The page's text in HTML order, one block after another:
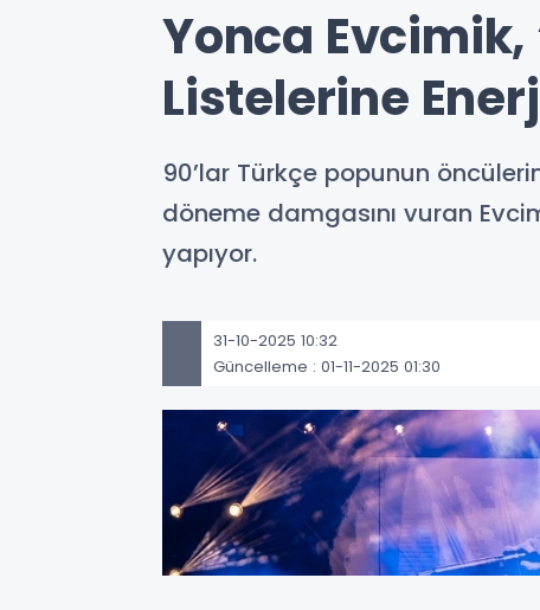
Yonca
Listelerine
90’lar Türkçe popunun
döneme damgasını vuran
yapıyor.
31-10-2025 10:32
Güncelleme : 01-11-2025 01:30